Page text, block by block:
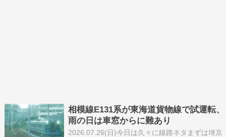
相模線E131系が東海道貨物線で試運転、
雨の日は車窓からに難あり
2026.07.26(日)今日は久々に線路ネタまずは埼京